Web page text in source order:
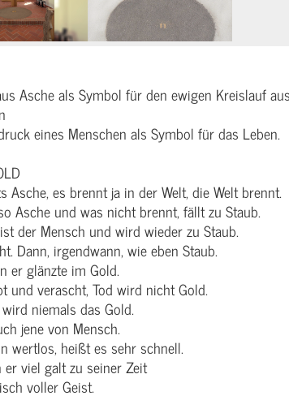
Asche als Symbol für den ewigen Kreislauf
eines Menschen als Symbol für das Leben.
Asche, es brennt ja in der Welt, die Welt brennt.
Asche und was nicht brennt, fällt zu Staub.
der Mensch und wird wieder zu Staub.
Dann, irgendwann, wie eben Staub.
er glänzte im Gold.
und verascht, Tod wird nicht Gold.
niemals das Gold.
jene von Mensch.
wertlos, heißt es sehr schnell.
viel galt zu seiner Zeit
voller Geist.